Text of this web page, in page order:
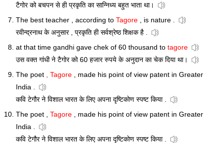
टैगोर को बचपन से ही प्रकृति का सान्निध्य बहुत भाता था।
The best teacher , according to Tagore , is nature .
रवीन्द्रनाथ के अनुसार , प्रकृति ही सर्वश्रेष्ठ शिक्षक है .
at that time gandhi gave chek of 60 thousand to tagore
उस वक्त गांधी ने टैगोर को 60 हजार रुपये के अनुदान का चेक दिया था।
The poet , Tagore , made his point of view patent in Greater
India .
कवि टेगौर ने विशाल भारत के लिए अपना दृष्टिकोण स्पष्ट किया .
The poet , Tagore , made his point of view patent in Greater
India .
कवि टेगौर ने विशाल भारत के लिए अपना दृष्टिकोण स्पष्ट किया .